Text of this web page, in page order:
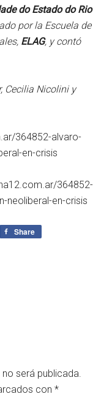
do Estado do Rio
por la Escuela de
ELAG, y contó
Cecilia Nicolini y
364852-alvaro-
en-crisis
364852-
neoliberal-en-crisis
Share
será publicada.
con*